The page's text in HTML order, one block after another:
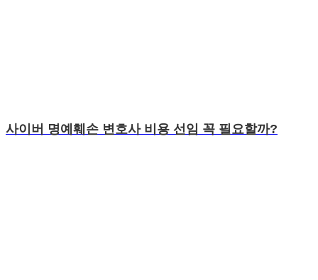
사이버 명예훼손 변호사 비용 선임 꼭 필요할까?